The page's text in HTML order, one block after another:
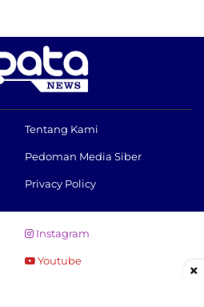
Tentang Kami
Pedoman Media Siber
Privacy Policy
Instagram
Youtube ×